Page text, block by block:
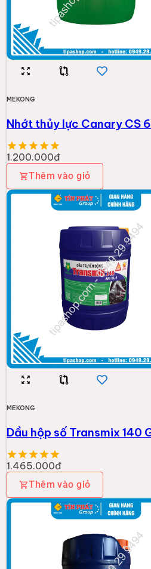
MEKONG
Nhớt thủy lực Canary CS
1.200.000đ
Thêm vào giỏ
MEKONG
Dầu hộp số Transmix 140
1.465.000đ
Thêm vào giỏ